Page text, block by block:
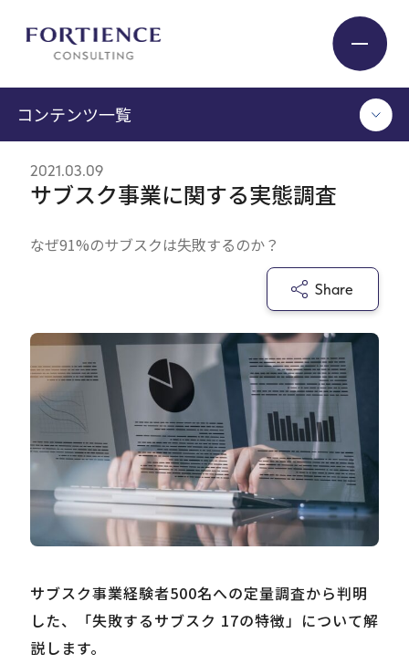
Expert
Company
Careers
News
サイト内検索
Contact
コンテンツ一覧
TOP
セミナー / イベント
書籍
ログイン
サブスク事業に関する実態調査
なぜ91%のサブスクは失敗するのか？
2021.03.09
Share
サブスク事業経験者500名への定量調査から判明
した、「失敗するサブスク 17の特徴」について解
説します。